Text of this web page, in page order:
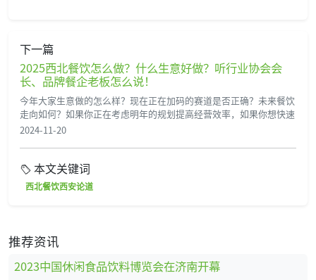
下一篇
2025西北餐饮怎么做？什么生意好做？听行业协会会
长、品牌餐企老板怎么说！
今年大家生意做的怎么样？现在正在加码的赛道是否正确？未来餐饮
走向如何？如果你正在考虑明年的规划提高经营效率，如果你想快速
2024-11-20
本文关键词
西北餐饮西安论道
推荐资讯
2023中国休闲食品饮料博览会在济南开幕